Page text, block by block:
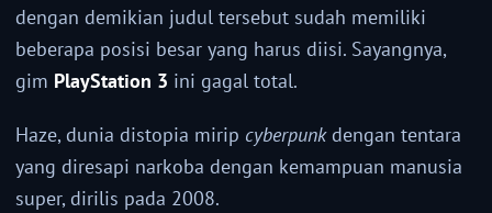
dengan demikian judul tersebut sudah memiliki
beberapa posisi besar yang harus diisi. Sayangnya,
gim PlayStation 3 ini gagal total.
Haze, dunia distopia mirip cyberpunkdengan tentara
yang diresapi narkoba dengan kemampuan manusia
super, dirilis pada 2008.